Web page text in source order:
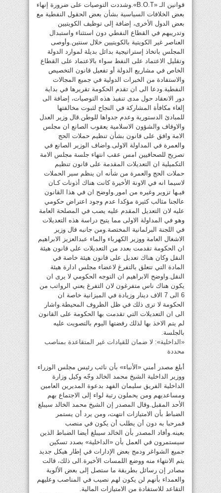
قوانين الـ «B.O.T».وشددت التوصيات على ضرورة إنهاء
بعض الخلافات السياسية بشأن بعض الحقول النفطية مع
بعض الدول الأخرى، إضافة إلى توظيف الكويتيين
وتدريبهم في القطاع النفطي دون استثناء واستبدال
العناصر غير الكويتية بالكويتيين خلال سنتين.وأوصى
المجلس باتخاذ إستراتيجية بدائل بديلة لموارد الدولة
وتقليل الاعتماد على النفط سواء بالاعتماد على القطاع
الخاص في مشاريع الدولة أو تفعيل قانون التخصيص
والاستفادة من الخبرات الدولية في جميع المجالات
النفطية.ودعا الى ان تقدم الحكومة تقريرها في بداية
دور الانعقاد حول مدى تنفيذ هذه التوصيات، إضافة الى
إلغاء مكافأة المشاركة في النجاح لثبوت مخالفتها
للمبادئ الدستورية وعدم جدواها للوطن.قال وزير العدل
والاوقاف والشؤون الاسلامية يعقوب الصانع ان مجلس
الامة وافق على قانون بشأن تنظيم حملات الحج
والعمرة في المداولة الاولى.واضاف الوزير الصانع في
تصريح للصحافيين امس عقب انتهاء جلسة مجلس الامة
التكميلية ان التعديلات المقدمة على قانون تنظيم
حملات الحج والعمرة من شأنه ان ينظم سير الحملات
لاسيما انه في الاونة الأخيرة كانت هناك أذونات كـان
فيـها تزوير وغيره من امور.واوضح ان في هذا القانون
عالجنا مثالب كثيرة مؤكدا عدم وجود اعتراض حكومي
عليه لان التعديل المقدم عليه يصب في المصلحة العامة
وهو في المداولة الاولى مما يتيح دراسة هذه التعديلات
في اللجنة البرلمانية المختصة.ومن جانبه قال وزير
الاشغال العامة ووزير الكهرباء والماء عبدالعزيز الابراهيم
ان الحكومة تقدمت بعدد من التعديلات على قانون هيئة
النقل وكان هناك تعديل على قانون هيئة خاصة في
المادة التي تتعلق بالتفرغ لاعضاء مجلس ادارة هيئة
النقل.واوضح الابراهيم ان التوجه الحكومي لا يرى ان
يكون هناك ناس متفرغون لان التفرغ يعني الرواتب من
6 الى 7 الاف دينار وزيادة في الميزانية خاصة ان
الحكومة لا ترى ذلك في ظل الظروف المحيطة.واشار
الى ان التعديلات التي تقدمت بها الحكومة على القانون
لم يتم الاخذ بها لذلك رفضتها اليوم بالتصويت عليه
بالجلسة.
«الداخلية»: لا ضمان للقيادات غير المتقاعدة بمناصب
محددة
أبلغ مصدر أمني «الأنباء» بأن نائب رئيس مجلس الوزراء
ووزير الداخلية الشيخ محمد الخالد وجّه وكيل وزارة
الداخلية الفريق سليمان الفهد بدعوة المديرين العامين
ومساعديهم ومن يحملون رتبة لواء إلى الاجتماع بهم
الأحد المقبل.وقال المصدر إن الشيخ محمد الخالد سيبلغ
الضباط بأن الامتيازات انتهت، ومن يرد أن يستمر
فمرحبا به دون أن يطلب أن يكون في منصب
بعينه.وأفاد المصدر بأن الخالد سيبلغ أيضا الضباط الذين
سيستمرون في العمل بأن «الداخلية» بصدد تسكين
جميع الشواغر ودمج بعض الإدارات في إطار هيكل جديد
يتم الانتهاء منه ووضع اللمسات الأخيرة.الى ذلك، قالت
مصادر إن رسائل بطريقة ما ستصل إلى بعض الألوية
والعمداء بأنهم لن يكون لهم نصيب في المناصب وعليهم
التقاعد للاستفادة من الامتيازات المالية.